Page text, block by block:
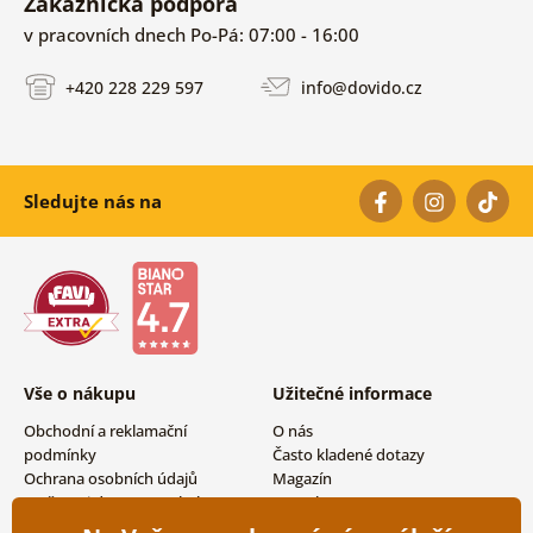
v pracovních dnech Po-Pá: 07:00 - 16:00
+420 228 229 597 info@dovido.cz
Sledujte nás na
Vše o nákupu
Obchodní a reklamační
podmínky
Ochrana osobních údajů
Možnosti dopravy a platby
Vrácení zboží
Užitečné informace
O nás
Často kladené dotazy
Magazín
Kontakty
Velkoobchodní spolupráce